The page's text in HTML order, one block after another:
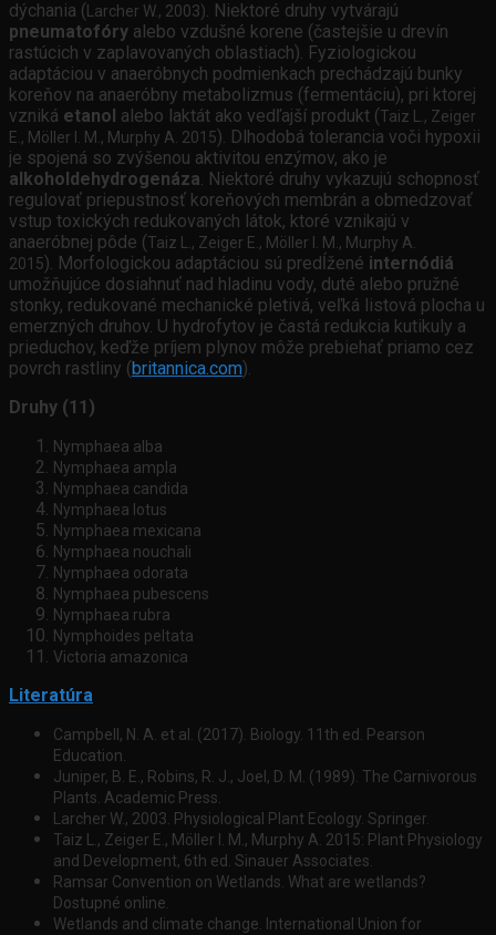
dýchania (Larcher W., 2003). Niektoré druhy vytvárajú
pneumatofóry alebo vzdušné korene (častejšie u drevín
rastúcich v zaplavovaných oblastiach). Fyziologickou
adaptáciou v anaeróbnych podmienkach prechádzajú bunky
koreňov na anaeróbny metabolizmus (fermentáciu), pri ktorej
vzniká etanol alebo laktát ako vedľajší produkt (Taiz L., Zeiger
E., Möller I. M., Murphy A. 2015). Dlhodobá tolerancia voči hypoxii
je spojená so zvýšenou aktivitou enzýmov, ako je
alkoholdehydrogenáza. Niektoré druhy vykazujú schopnosť
regulovať priepustnosť koreňových membrán a obmedzovať
vstup toxických redukovaných látok, ktoré vznikajú v
anaeróbnej pôde (Taiz L., Zeiger E., Möller I. M., Murphy A.
2015). Morfologickou adaptáciou sú predĺžené internódiá
umožňujúce dosiahnuť nad hladinu vody, duté alebo pružné
stonky, redukované mechanické pletivá, veľká listová plocha u
emerzných druhov. U hydrofytov je častá redukcia kutikuly a
prieduchov, keďže príjem plynov môže prebiehať priamo cez
povrch rastliny (britannica.com).
Druhy (11)
Nymphaea alba
Nymphaea ampla
Nymphaea candida
Nymphaea lotus
Nymphaea mexicana
Nymphaea nouchali
Nymphaea odorata
Nymphaea pubescens
Nymphaea rubra
Nymphoides peltata
Victoria amazonica
Literatúra
Campbell, N. A. et al. (2017). Biology. 11th ed. Pearson
Education.
Juniper, B. E., Robins, R. J., Joel, D. M. (1989). The Carnivorous
Plants. Academic Press.
Larcher W., 2003. Physiological Plant Ecology. Springer.
Taiz L., Zeiger E., Möller I. M., Murphy A. 2015: Plant Physiology
and Development, 6th ed. Sinauer Associates.
Ramsar Convention on Wetlands. What are wetlands?
Dostupné online.
Wetlands and climate change. International Union for